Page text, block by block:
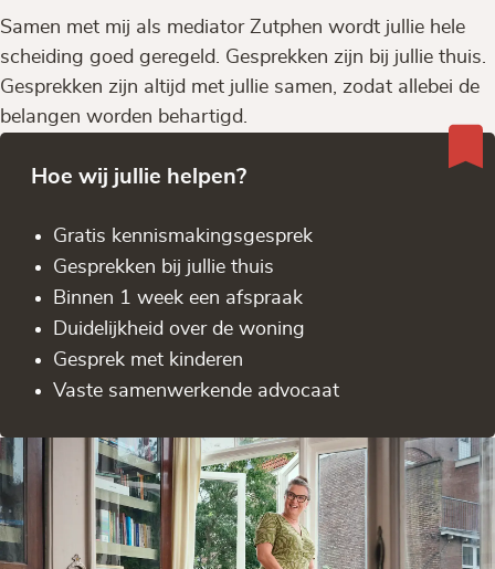
Samen met mij als mediator Zutphen wordt jullie hele
scheiding goed geregeld. Gesprekken zijn bij jullie thuis.
Gesprekken zijn altijd met jullie samen, zodat allebei de
belangen worden behartigd.
Hoe wij jullie helpen?
Gratis kennis­makingsgesprek
Gesprekken bij jullie thuis
Binnen 1 week een afspraak
Duidelijkheid over de woning
Gesprek met kinderen
Vaste samenwerkende advocaat